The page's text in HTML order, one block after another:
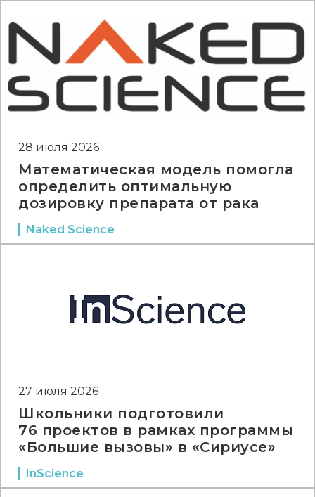
28 июля 2026
Математическая модель помогла
определить оптимальную
дозировку препарата от рака
Naked Science
27 июля 2026
Школьники подготовили
76 проектов в рамках программы
«Большие вызовы» в «Сириусе»
InScience